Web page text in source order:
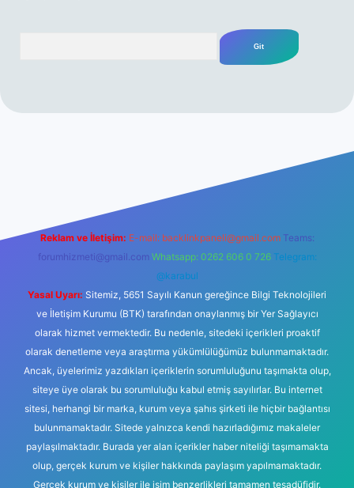
Reklam ve İletişim: E-mail: backlinkpaneli@gmail.com Teams:
forumhizmeti@gmail.com Whatsapp: 0262 606 0 726 Telegram:
@karabul
Yasal Uyarı: Sitemiz, 5651 Sayılı Kanun gereğince Bilgi Teknolojileri
ve İletişim Kurumu (BTK) tarafından onaylanmış bir Yer Sağlayıcı
olarak hizmet vermektedir. Bu nedenle, sitedeki içerikleri proaktif
olarak denetleme veya araştırma yükümlülüğümüz bulunmamaktadır.
Ancak, üyelerimiz yazdıkları içeriklerin sorumluluğunu taşımakta olup,
siteye üye olarak bu sorumluluğu kabul etmiş sayılırlar. Bu internet
sitesi, herhangi bir marka, kurum veya şahıs şirketi ile hiçbir bağlantısı
bulunmamaktadır. Sitede yalnızca kendi hazırladığımız makaleler
paylaşılmaktadır. Burada yer alan içerikler haber niteliği taşımamakta
olup, gerçek kurum ve kişiler hakkında paylaşım yapılmamaktadır.
Gerçek kurum ve kişiler ile isim benzerlikleri tamamen tesadüfidir.